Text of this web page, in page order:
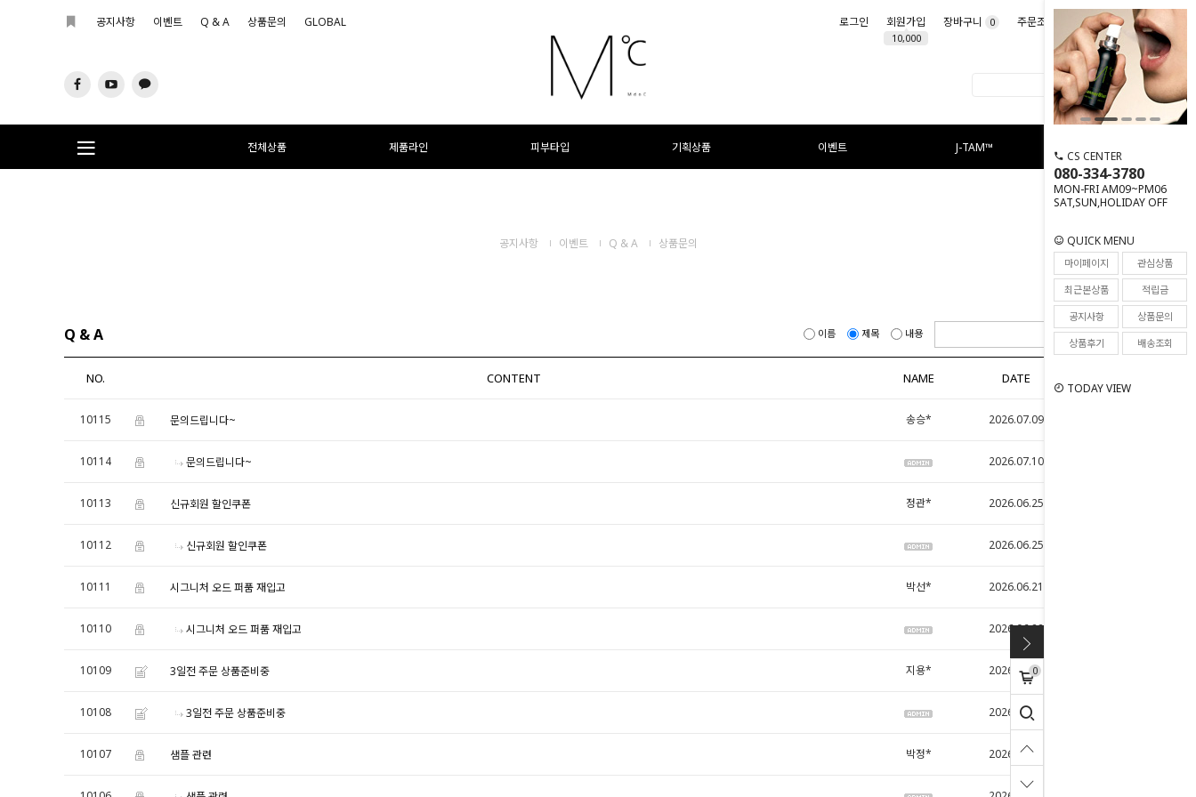
공지사항 이벤트 Q & A 상품문의 GLOBAL 로그인 회원가입
10,000
장바구니 0 주문조회 마이페이지
전체상품 제품라인 피부타입 기획상품 이벤트 J-TAM™
CS CENTER
080-334-3780
MON-FRI AM09~PM06
SAT,SUN,HOLIDAY OFF
QUICK MENU
마이페이지
관심상품
최근본상품
적립금
공지사항
상품문의
상품후기
배송조회
TODAY VIEW
0
공지사항 이벤트 Q & A 상품문의
Q & A 이름 제목 내용
NO. CONTENT NAME DATE
10115 문의드립니다~ 송승* 2026.07.09
10114 문의드립니다~ 2026.07.10
10113 신규회원 할인쿠폰 정관* 2026.06.25
10112 신규회원 할인쿠폰 2026.06.25
10111 시그니처 오드 퍼품 재입고 박선* 2026.06.21
10110 시그니처 오드 퍼품 재입고 2026.06.22
10109 3일전 주문 상품준비중 지용* 2026.06.15
10108 3일전 주문 상품준비중 2026.06.15
10107 샘플 관련 박정* 2026.05.27